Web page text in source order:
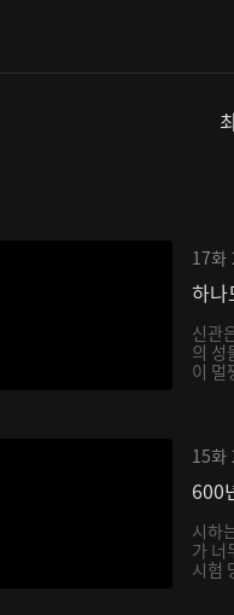
17화
하나
신관
의 성
이 멀
15화
600
시하
가 너
시험